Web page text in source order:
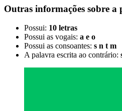
Outras informações sobre a
Possui: 10 letras
Possui as vogais: a e o
Possui as consoantes: s n t m
A palavra escrita ao contrário: